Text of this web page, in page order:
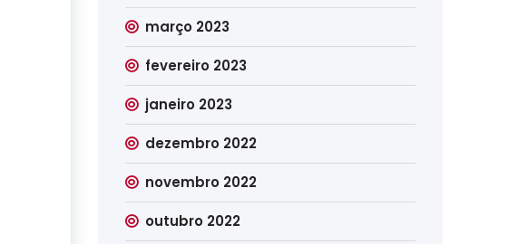
março 2023
fevereiro 2023
janeiro 2023
dezembro 2022
novembro 2022
outubro 2022